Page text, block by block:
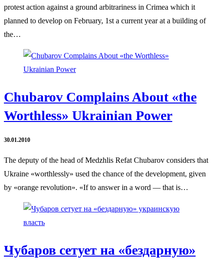
protest action against a ground arbitrariness in Crimea which it
planned to develop on February, 1st a current year at a building of
the…
Chubarov Complains About «the
Worthless» Ukrainian Power
30.01.2010
The deputy of the head of Medzhlis Refat Chubarov considers that
Ukraine «worthlessly» used the chance of the development, given
by «orange revolution». «If to answer in a word — that is…
Чубаров сетует на «бездарную»